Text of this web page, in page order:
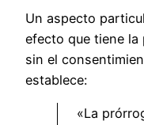
Un aspecto
efecto que tiene la
sin el
establece:
«La